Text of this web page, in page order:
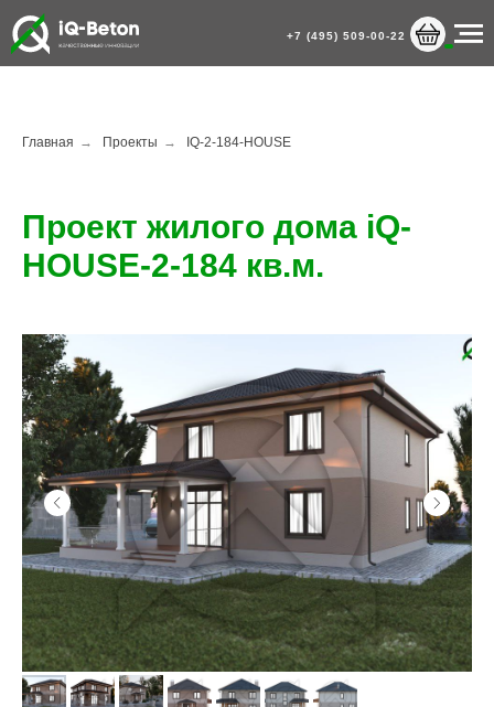
+7 (495) 509-00-22
Главная → Проекты → IQ-2-184-HOUSE
Проект жилого дома iQ-
HOUSE-2-184 кв.м.